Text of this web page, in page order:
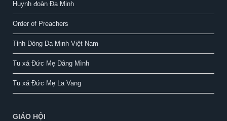
Huynh đoàn Đa Minh
Order of Preachers
Tỉnh Dòng Đa Minh Việt Nam
Tu xá Đức Mẹ Dâng Mình
Tu xá Đức Mẹ La Vang
GIÁO HỘI